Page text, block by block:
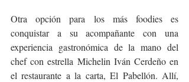
Otra opción para los más foodies es
conquistar a su acompañante con una
experiencia gastronómica de la mano del
chef con estrella Michelin Iván Cerdeño en
el restaurante a la carta, El Pabellón. Allí,